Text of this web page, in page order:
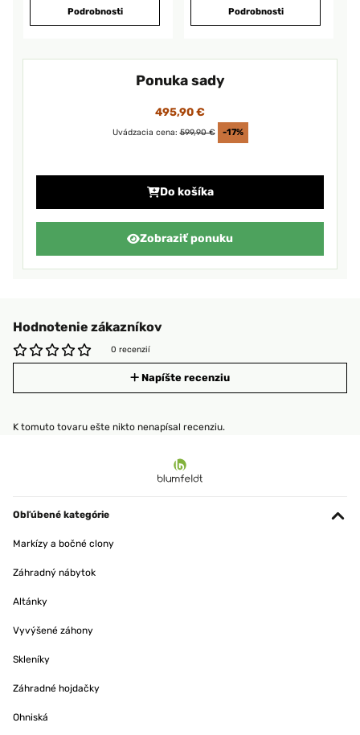
Podrobnosti Podrobnosti
Ponuka sady
495,90 €
Uvádzacia cena:599,90 € -17%
Do košíka
Zobraziť ponuku
Hodnotenie zákazníkov
0 recenzií
Napíšte recenziu
K tomuto tovaru ešte nikto nenapísal recenziu.
Obľúbené kategórie
Markízy a bočné clony
Záhradný nábytok
Altánky
Vyvýšené záhony
Skleníky
Záhradné hojdačky
Ohniská